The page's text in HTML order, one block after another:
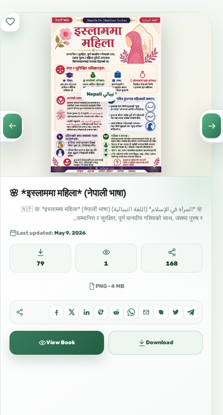
Nepali نيبالي नेपाली
🌸 *इस्लाममा महिला* (नेपाली भाषा)
🌸 *المرأة في الإسلام* (اللغة النيبالية) 🇳🇵 🌸 *इस्लाममा महिला* (नेपाली भाषा)
सम्मानित र सुरक्षित, पूर्ण मानवीय गरिमाको साथ, जसमा पुरुष र…
Last updated:May 9, 2026
79 1 168
PNG · 4 MB
View Book Download